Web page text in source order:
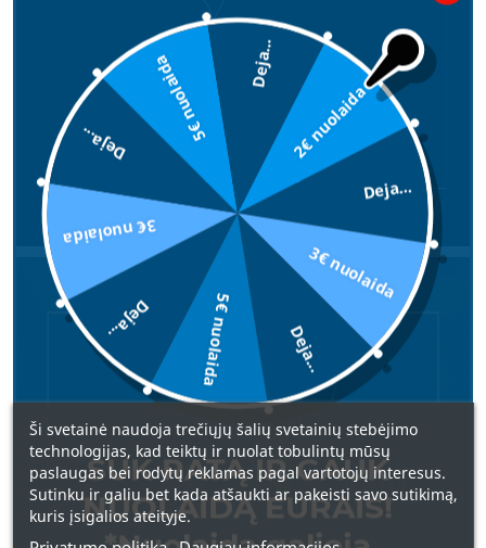
Ši svetainė naudoja trečiųjų šalių svetainių stebėjimo
technologijas, kad teiktų ir nuolat tobulintų mūsų
paslaugas bei rodytų reklamas pagal vartotojų interesus.
Sutinku ir galiu bet kada atšaukti ar pakeisti savo sutikimą,
kuris įsigalios ateityje.
2€ nuolaida
Deja...
3€ nuolaida
Deja...
5€ nuolaida
Deja...
3€ nuolaida
Deja... 5€ nuolaida Deja...
SUK RATĄ IR GAUK
NUOLAIDĄ EURAIS!